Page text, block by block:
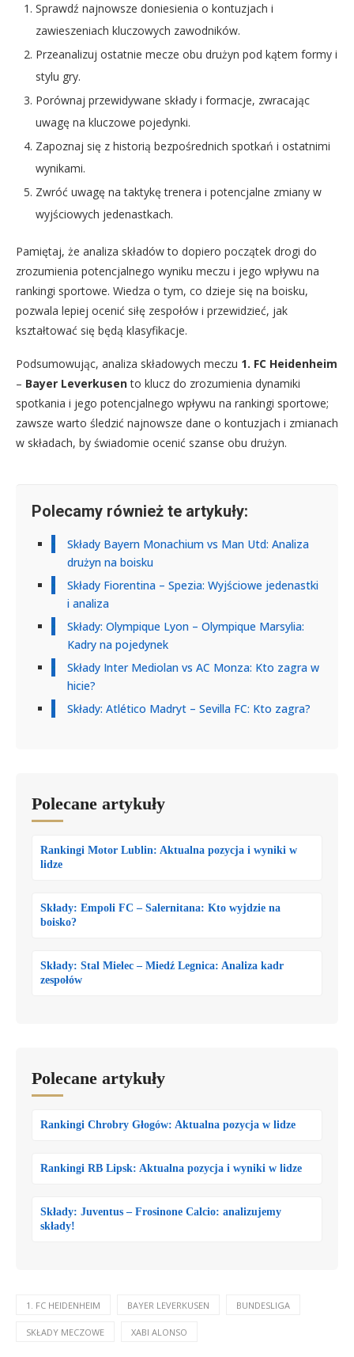
Sprawdź najnowsze doniesienia o kontuzjach i
zawieszeniach kluczowych zawodników.
Przeanalizuj ostatnie mecze obu drużyn pod kątem formy i
stylu gry.
Porównaj przewidywane składy i formacje, zwracając
uwagę na kluczowe pojedynki.
Zapoznaj się z historią bezpośrednich spotkań i ostatnimi
wynikami.
Zwróć uwagę na taktykę trenera i potencjalne zmiany w
wyjściowych jedenastkach.
Pamiętaj, że analiza składów to dopiero początek drogi do
zrozumienia potencjalnego wyniku meczu i jego wpływu na
rankingi sportowe. Wiedza o tym, co dzieje się na boisku,
pozwala lepiej ocenić siłę zespołów i przewidzieć, jak
kształtować się będą klasyfikacje.
Podsumowując, analiza składowych meczu 1. FC Heidenheim
– Bayer Leverkusento klucz do zrozumienia dynamiki
spotkania i jego potencjalnego wpływu na rankingi sportowe;
zawsze warto śledzić najnowsze dane o kontuzjach i zmianach
w składach, by świadomie ocenić szanse obu drużyn.
Polecamy również te artykuły:
Składy Bayern Monachium vs Man Utd: Analiza
drużyn na boisku
Składy Fiorentina – Spezia: Wyjściowe jedenastki
i analiza
Składy: Olympique Lyon – Olympique Marsylia:
Kadry na pojedynek
Składy Inter Mediolan vs AC Monza: Kto zagra w
hicie?
Składy: Atlético Madryt – Sevilla FC: Kto zagra?
Polecane artykuły
Rankingi Motor Lublin: Aktualna pozycja i wyniki w
lidze
Składy: Empoli FC – Salernitana: Kto wyjdzie na
boisko?
Składy: Stal Mielec – Miedź Legnica: Analiza kadr
zespołów
Polecane artykuły
Rankingi Chrobry Głogów: Aktualna pozycja w lidze
Rankingi RB Lipsk: Aktualna pozycja i wyniki w lidze
Składy: Juventus – Frosinone Calcio: analizujemy
składy!
1. FC HEIDENHEIM BAYER LEVERKUSEN BUNDESLIGA
SKŁADY MECZOWE XABI ALONSO